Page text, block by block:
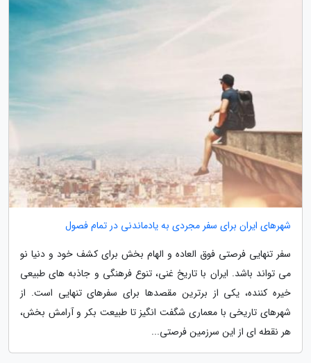
شهرهای ایران برای سفر مجردی به یادماندنی در تمام فصول
سفر تنهایی فرصتی فوق العاده و الهام بخش برای کشف خود و دنیا نو
می تواند باشد. ایران با تاریخ غنی، تنوع فرهنگی و جاذبه های طبیعی
خیره کننده، یکی از برترین مقصدها برای سفرهای تنهایی است. از
شهرهای تاریخی با معماری شگفت انگیز تا طبیعت بکر و آرامش بخش،
هر نقطه ای از این سرزمین فرصتی...